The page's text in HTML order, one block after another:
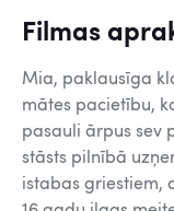
Filmas
Mia, paklausīga
mātes pacietību,
pasauli ārpus sev
stāsts pilnībā
istabas griestiem,